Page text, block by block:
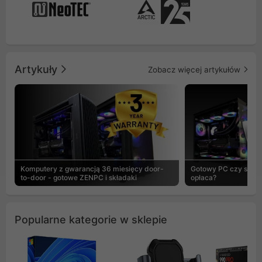
Artykuły Zobacz więcej artykułów
Komputery z gwarancją 36 miesięcy door-
to-door - gotowe ZENPC i składaki
Gotowy PC czy
opłaca?
Popularne kategorie w sklepie